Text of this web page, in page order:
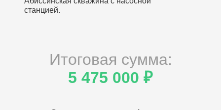
станцией.
Итоговая сумма:
5 475 000 ₽